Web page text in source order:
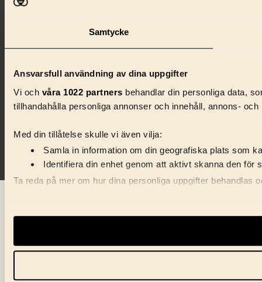
Samtycke
Ansvarsfull användning av dina uppgifter
Vi och våra 1022 partners behandlar din personliga data,
tillhandahålla personliga annonser och innehåll, annons-
Med din tillåtelse skulle vi även vilja:
Samla in information om din geografiska plats som
Identifiera din enhet genom att aktivt skanna den
Ta reda på mer om hur dina personliga uppgifter behandlas